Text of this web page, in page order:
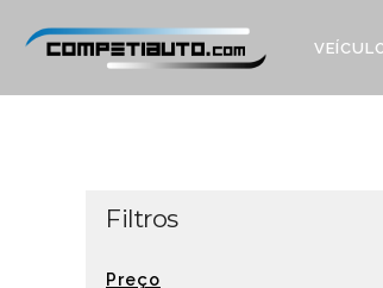
Filtros
Preço